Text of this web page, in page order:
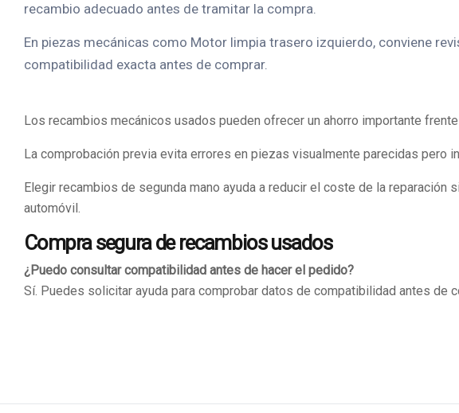
recambio adecuado antes de tramitar la compra.
En piezas mecánicas como Motor limpia trasero izquierdo, conviene
compatibilidad exacta antes de comprar.
Los recambios mecánicos usados pueden ofrecer un ahorro importante
La comprobación previa evita errores en piezas visualmente parecidas
Elegir recambios de segunda mano ayuda a reducir el coste de la reparación
automóvil.
Compra segura de recambios usados
¿Puedo consultar compatibilidad antes de hacer el pedido?
Sí. Puedes solicitar ayuda para comprobar datos de compatibilidad antes